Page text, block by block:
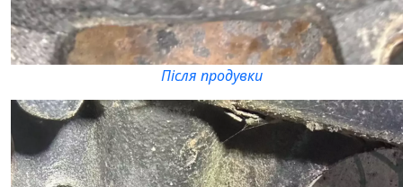
Після продувки